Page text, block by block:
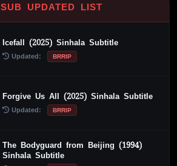
SUB UPDATED LIST
Icefall (2025) Sinhala Subtitle
Updated: BRRIP
Forgive Us All (2025) Sinhala Subtitle
Updated: BRRIP
The Bodyguard from Beijing (1994)
Sinhala Subtitle